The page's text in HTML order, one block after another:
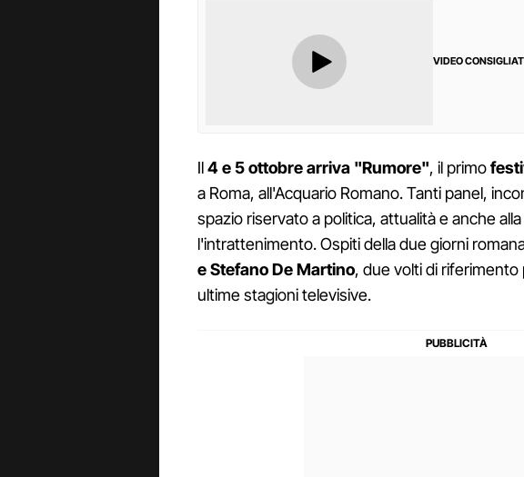
VIDEO
Il4 e 5 ottobre arriva "Rumore", il primo
a Roma, all'Acquario Romano. Tanti panel,
spazio riservato a politica, attualità e anche
l'intrattenimento. Ospiti della due giorni
e Stefano De Martino, due volti di riferimento
ultime stagioni televisive.